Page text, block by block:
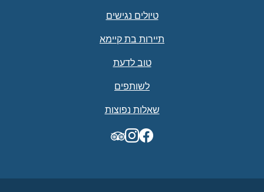
TripAdvisor
טיולים נגישים
תיירות בת קיימא
טוב לדעת
לשותפים
שאלות נפוצות